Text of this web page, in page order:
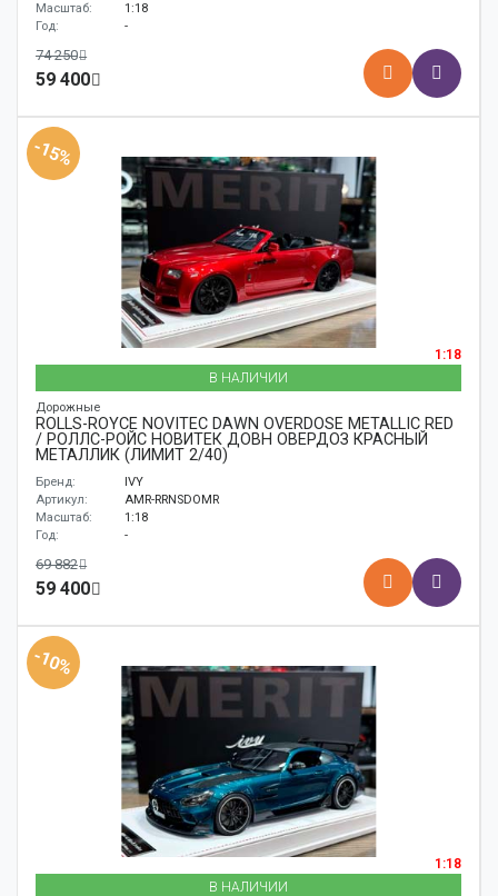
Масштаб:
1:18
Год:
-
74 250
59 400
-15%
1:18
В НАЛИЧИИ
Дорожные
ROLLS-ROYCE NOVITEC DAWN OVERDOSE METALLIC RED
/ РОЛЛС-РОЙС НОВИТЕК ДОВН ОВЕРДОЗ КРАСНЫЙ
МЕТАЛЛИК (ЛИМИТ 2/40)
Бренд:
IVY
Артикул:
AMR-RRNSDOMR
Масштаб:
1:18
Год:
-
69 882
59 400
-10%
1:18
В НАЛИЧИИ